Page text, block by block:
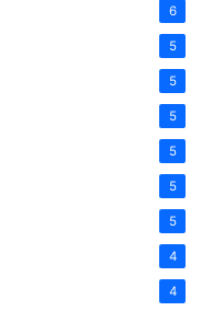
6
5
5
5
5
5
5
4
4